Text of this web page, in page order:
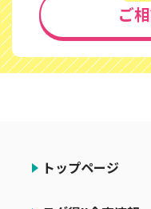
ご
トップページ